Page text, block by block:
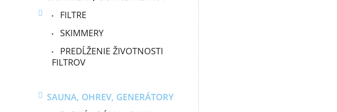
FILTRE
SKIMMERY
PREDĹŽENIE ŽIVOTNOSTI
FILTROV
SAUNA, OHREV, GENERÁTORY